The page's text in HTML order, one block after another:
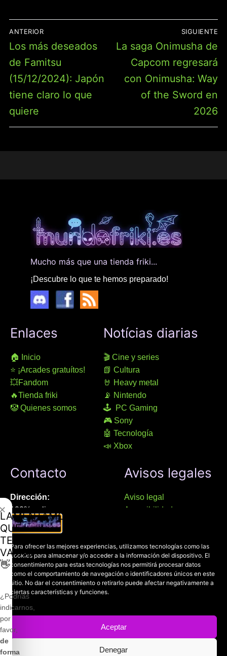
Para ofrecer las mejores experiencias, utilizamos tecnologías como las
cookies para almacenar y/o acceder a la información del dispositivo. El
consentimiento para estas tecnologías nos permitirá procesar datos
como el comportamiento de navegación o identificadores únicos en este
sitio. No dar el consentimiento o retirarlo puede afectar negativamente a
ciertas características y funciones.
Aceptar
Denegar
ENTRADAS
ANTERIOR
Entrada
anterior:
Los más deseados
de Famitsu
(15/12/2024): Japón
tiene claro lo que
quiere
SIGUIENTE
Entrada
siguiente:
La saga Onimusha de
Capcom regresará
con Onimusha: Way
of the Sword en
2026
Mucho más que una tienda friki...
¡Descubre lo que te hemos preparado!
Enlaces
🏠 Inicio
⭐ ¡Arcades gratuítos!
💥Fandom
🔥Tienda friki
🤡 Quienes somos
Notícias diarias
🎬 Cine y series
📗 Cultura
🤘 Heavy metal
📡 Nintendo
🕹 PC Gaming
🎮 Sony
🤖 Tecnología
📣 Xbox
Contacto
Dirección:
100% online
Manresa (08241), Barcelona
Chat Whatsapp (solo texto):
+34 689 800 662
Correo:
contacto@mundofriki.es
Avisos legales
Aviso legal
Accesibilidad
Política de privacidad
Copyright © 2022-2026 Mundofriki.es
LAMENTAMOS
QUE
TE
VAYAS
👋
¿Podrías
indicarnos,
por
favor,
de
forma